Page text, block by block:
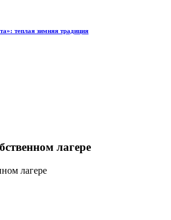
теплая зимняя традиция
лагере
лагере